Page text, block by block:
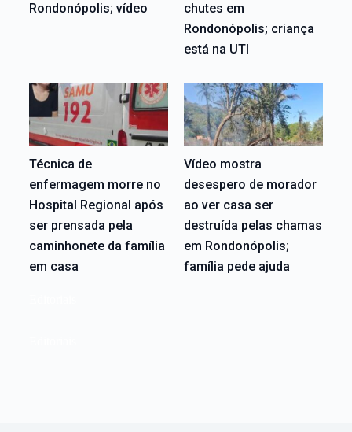
Rondonópolis; vídeo
chutes em
Rondonópolis; criança
está na UTI
Técnica de
enfermagem morre no
Hospital Regional após
ser prensada pela
caminhonete da família
em casa
Vídeo mostra
desespero de morador
ao ver casa ser
destruída pelas chamas
em Rondonópolis;
família pede ajuda